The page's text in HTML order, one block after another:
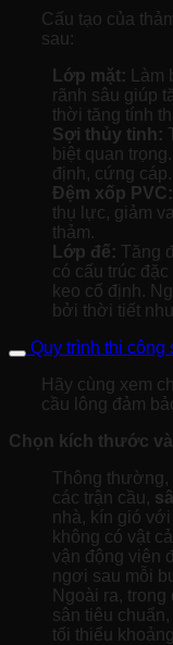
Cấu tạo của
sau:
Lớp mặt: Làm
rãnh sâu giúp
thời tăng tính
Sợi thủy tinh:
biệt quan
định, cứng cáp.
Đệm xốp PVC:
thụ lực, giảm
thảm.
Lớp đế: Tăng
có cấu trúc
keo cố định.
bởi thời tiết
Quy trình thi công
Hãy cùng xem
cầu lông đảm
Chọn kích thước
Thông thường,
các trận cầu,
nhà, kín gió
không có vật
vận động viên
ngơi sau mỗi
Ngoài ra,
sân tiêu
tối thiểu